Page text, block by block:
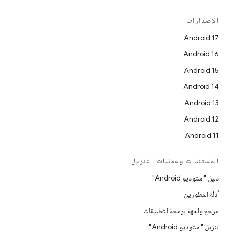
الإصدارات
Android 17
Android 16
Android 15
Android 14
Android 13
Android 12
Android 11
المستندات وعمليات التنزيل
دليل "استوديو Android"
أدلّة المطورين
مرجع واجهة برمجة التطبيقات
تنزيل "استوديو Android"